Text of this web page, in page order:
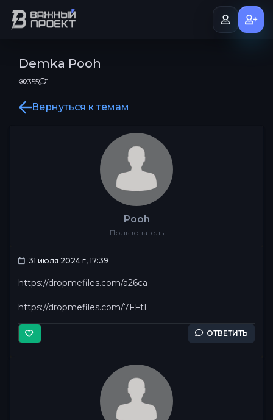
Demka Pooh
355 1
Вернуться к темам
Pooh
Пользователь
31 июля 2024 г, 17:39
https://dropmefiles.com/a26ca
https://dropmefiles.com/7FFtI
ОТВЕТИТЬ